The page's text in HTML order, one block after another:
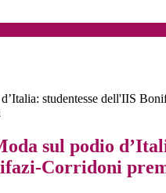
studentesse dell'IIS
sul podio
Corridoni